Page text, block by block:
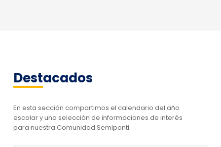
Destacados
En esta sección compartimos el calendario del año
escolar y una selección de informaciones de interés
para nuestra Comunidad Semiponti.